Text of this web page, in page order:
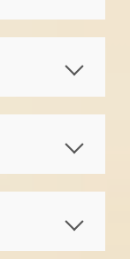
因素需
轉帳
付
日
已付
與旅宿
日前預